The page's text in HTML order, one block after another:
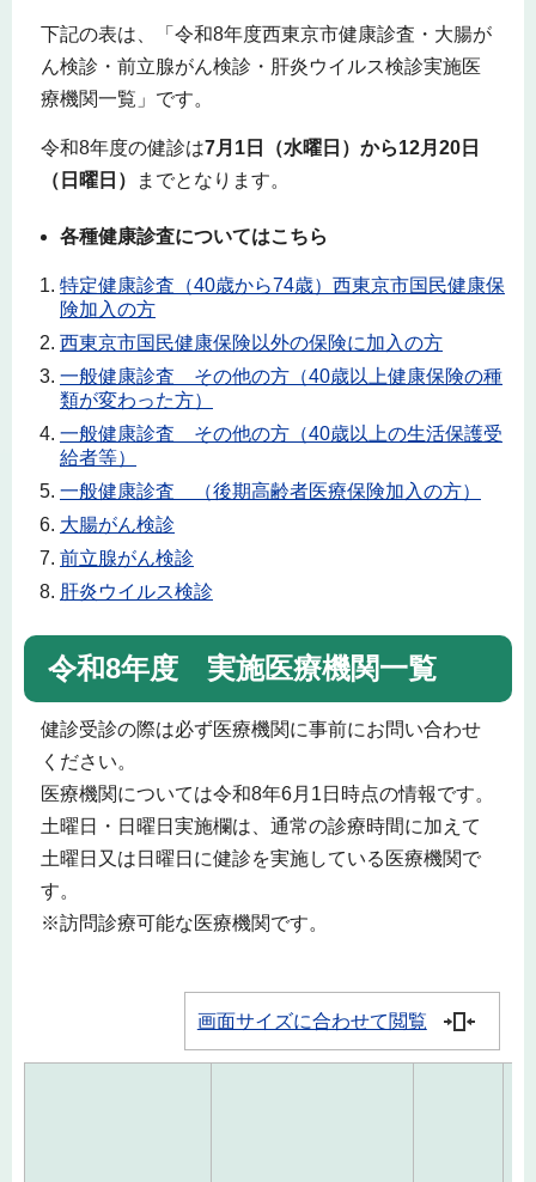
下記の表は、「令和8年度西東京市健康診査・大腸が
ん検診・前立腺がん検診・肝炎ウイルス検診実施医
療機関一覧」です。
令和8年度の健診は7月1日（水曜日）から12月20日
（日曜日）
までとなります。
各種健康診査についてはこちら
特定健康診査（40歳から74歳）西東京市国民健康保
険加入の方
西東京市国民健康保険以外の保険に加入の方
一般健康診査 その他の方（40歳以上健康保険の種
類が変わった方）
一般健康診査 その他の方（40歳以上の生活保護受
給者等）
一般健康診査 （後期高齢者医療保険加入の方）
大腸がん検診
前立腺がん検診
肝炎ウイルス検診
令和8年度 実施医療機関一覧
健診受診の際は必ず医療機関に事前にお問い合わせ
ください。
医療機関については令和8年6月1日時点の情報です。
土曜日・日曜日実施欄は、通常の診療時間に加えて
土曜日又は日曜日に健診を実施している医療機関で
す。
※訪問診療可能な医療機関です。
画面サイズに合わせて閲覧